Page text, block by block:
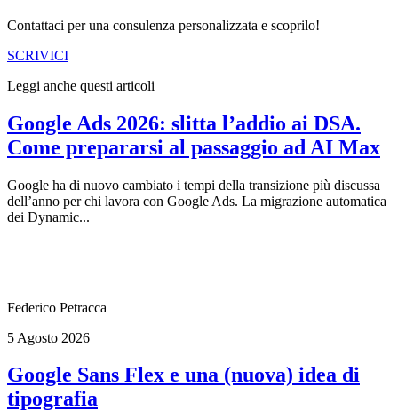
Contattaci per una consulenza personalizzata e scoprilo!
SCRIVICI
Leggi anche questi articoli
Google Ads 2026: slitta l’addio ai DSA.
Come prepararsi al passaggio ad AI Max
Google ha di nuovo cambiato i tempi della transizione più discussa
dell’anno per chi lavora con Google Ads. La migrazione automatica
dei Dynamic...
Federico Petracca
5 Agosto 2026
Google Sans Flex e una (nuova) idea di
tipografia